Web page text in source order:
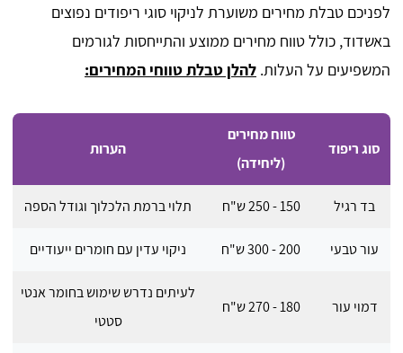
לפניכם טבלת מחירים משוערת לניקוי סוגי ריפודים נפוצים
באשדוד, כולל טווח מחירים ממוצע והתייחסות לגורמים
המשפיעים על העלות. להלן טבלת טווחי המחירים:
סוג ריפוד
טווח מחירים
(ליחידה)
הערות
בד רגיל 150 - 250 ש"ח תלוי ברמת הלכלוך וגודל הספה
עור טבעי 200 - 300 ש"ח ניקוי עדין עם חומרים ייעודיים
דמוי עור 180 - 270 ש"ח
לעיתים נדרש שימוש בחומר אנטי
סטטי